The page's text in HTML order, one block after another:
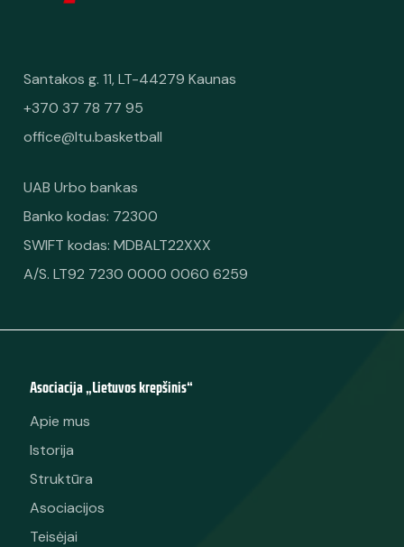
Santakos g. 11, LT-44279 Kaunas
+370 37 78 77 95
office@ltu.basketball
UAB Urbo bankas
Banko kodas: 72300
SWIFT kodas: MDBALT22XXX
A/S. LT92 7230 0000 0060 6259
Asociacija „Lietuvos krepšinis“
Apie mus
Istorija
Struktūra
Asociacijos
Teisėjai